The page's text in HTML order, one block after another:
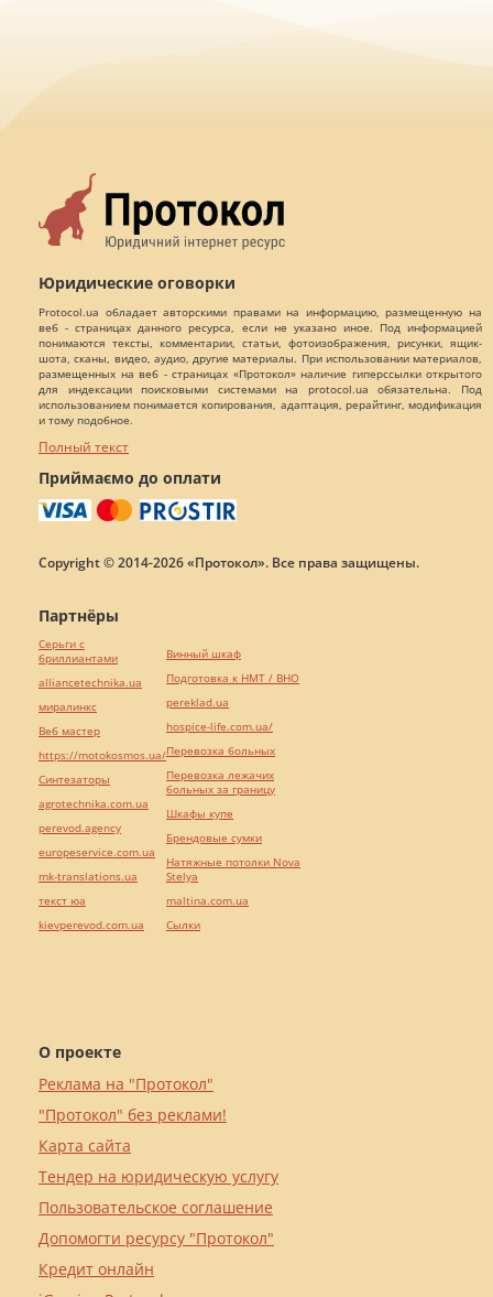
Юридические оговорки
Protocol.ua обладает авторскими правами на информацию, размещенную на
веб - страницах данного ресурса, если не указано иное. Под информацией
понимаются тексты, комментарии, статьи, фотоизображения, рисунки, ящик-
шота, сканы, видео, аудио, другие материалы. При использовании материалов,
размещенных на веб - страницах «Протокол» наличие гиперссылки открытого
для индексации поисковыми системами на protocol.ua обязательна. Под
использованием понимается копирования, адаптация, рерайтинг, модификация
и тому подобное.
Полный текст
Приймаємо до оплати
Copyright © 2014-2026 «Протокол». Все права защищены.
О проекте
Реклама на "Протокол"
"Протокол" без реклами!
Карта сайта
Тендер на юридическую услугу
Пользовательское соглашение
Допомогти ресурсу "Протокол"
Кредит онлайн
Партнёры
Серьги с
бриллиантами
alliancetechnika.ua
миралинкс
Веб мастер
https://motokosmos.ua/
Синтезаторы
agrotechnika.com.ua
perevod.agency
europeservice.com.ua
mk-translations.ua
текст юа
kievperevod.com.ua
Винный шкаф
Подготовка к НМТ / ВНО
pereklad.ua
hospice-life.com.ua/
Перевозка больных
Перевозка лежачих
больных за границу
Шкафы купе
Брендовые сумки
Натяжные потолки Nova
Stelya
maltina.com.ua
Cылки